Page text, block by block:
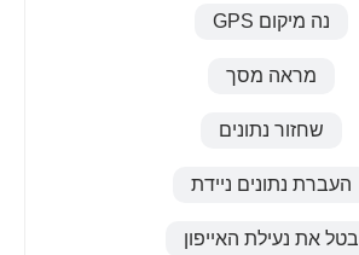
נה מיקום GPS
מראה מסך
שחזור נתונים
העברת נתונים ניידת
בטל את נעילת האייפון